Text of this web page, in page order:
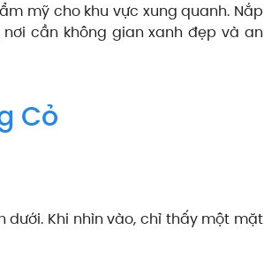
mỹ cho khu vực xung quanh. Nắp
cần không gian xanh đẹp và an
Cỏ
Khi nhìn vào, chỉ thấy một mặt